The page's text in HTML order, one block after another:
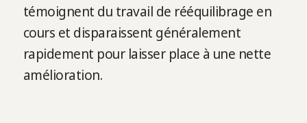
témoignent du travail de rééquilibrage en
cours et disparaissent généralement
rapidement pour laisser place à une nette
amélioration.